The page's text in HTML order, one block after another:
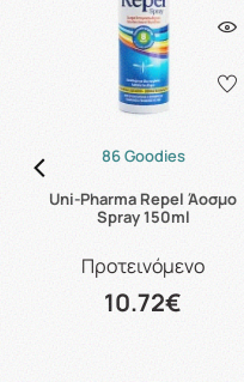
86 Goodies
Uni-Pharma Repel Άοσμο
Spray 150ml
Προτεινόμενο
10.72€